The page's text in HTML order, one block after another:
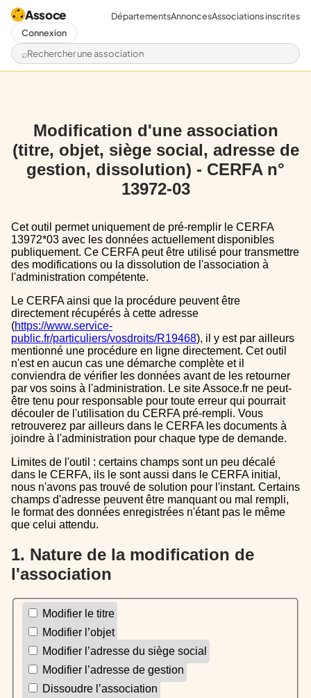
Assoce
Rechercher une association
DépartementsAnnoncesAssociations inscrites
Connexion
Modification d'une association
(titre, objet, siège social, adresse de
gestion, dissolution) - CERFA n°
13972-03
Cet outil permet uniquement de pré-remplir le CERFA
13972*03 avec les données actuellement disponibles
publiquement. Ce CERFA peut être utilisé pour transmettre
des modifications ou la dissolution de l'association à
l'administration compétente.
Le CERFA ainsi que la procédure peuvent être
directement récupérés à cette adresse
(https://www.service-
public.fr/particuliers/vosdroits/R19468), il y est par ailleurs
mentionné une procédure en ligne directement. Cet outil
n'est en aucun cas une démarche complète et il
conviendra de vérifier les données avant de les retourner
par vos soins à l'administration. Le site Assoce.fr ne peut-
être tenu pour responsable pour toute erreur qui pourrait
découler de l'utilisation du CERFA pré-rempli. Vous
retrouverez par ailleurs dans le CERFA les documents à
joindre à l'administration pour chaque type de demande.
Limites de l'outil : certains champs sont un peu décalé
dans le CERFA, ils le sont aussi dans le CERFA initial,
nous n'avons pas trouvé de solution pour l'instant. Certains
champs d'adresse peuvent être manquant ou mal rempli,
le format des données enregistrées n'étant pas le même
que celui attendu.
1. Nature de la modification de
l'association
Modifier le titre
Modifier l’objet
Modifier l’adresse du siège social
Modifier l’adresse de gestion
Dissoudre l’association